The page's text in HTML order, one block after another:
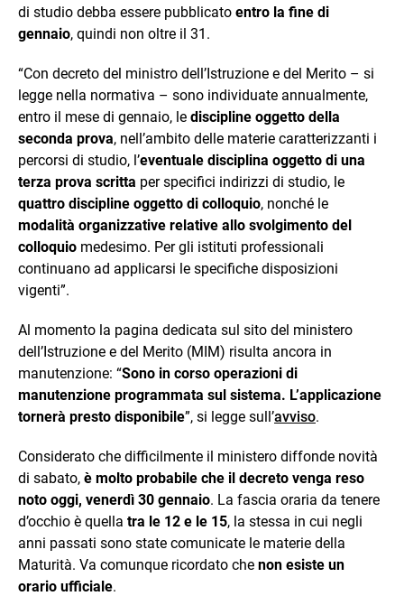
di studio debba essere pubblicato entro la fine di
gennaio, quindi non oltre il 31.
“Con decreto del ministro dell’Istruzione e del Merito – si
legge nella normativa – sono individuate annualmente,
entro il mese di gennaio, le discipline oggetto della
seconda prova, nell’ambito delle materie caratterizzanti i
percorsi di studio, l’eventuale disciplina oggetto di una
terza prova scritta per specifici indirizzi di studio, le
quattro discipline oggetto di colloquio, nonché le
modalità organizzative relative allo svolgimento del
colloquio medesimo. Per gli istituti professionali
continuano ad applicarsi le specifiche disposizioni
vigenti”.
Al momento la pagina dedicata sul sito del ministero
dell’Istruzione e del Merito (MIM) risulta ancora in
manutenzione: “Sono in corso operazioni di
manutenzione programmata sul sistema. L’applicazione
tornerà presto disponibile”, si legge sull’avviso.
Considerato che difficilmente il ministero diffonde novità
di sabato, è molto probabile che il decreto venga reso
noto oggi, venerdì 30 gennaio. La fascia oraria da tenere
d’occhio è quella tra le 12 e le 15, la stessa in cui negli
anni passati sono state comunicate le materie della
Maturità. Va comunque ricordato che non esiste un
orario ufficiale.